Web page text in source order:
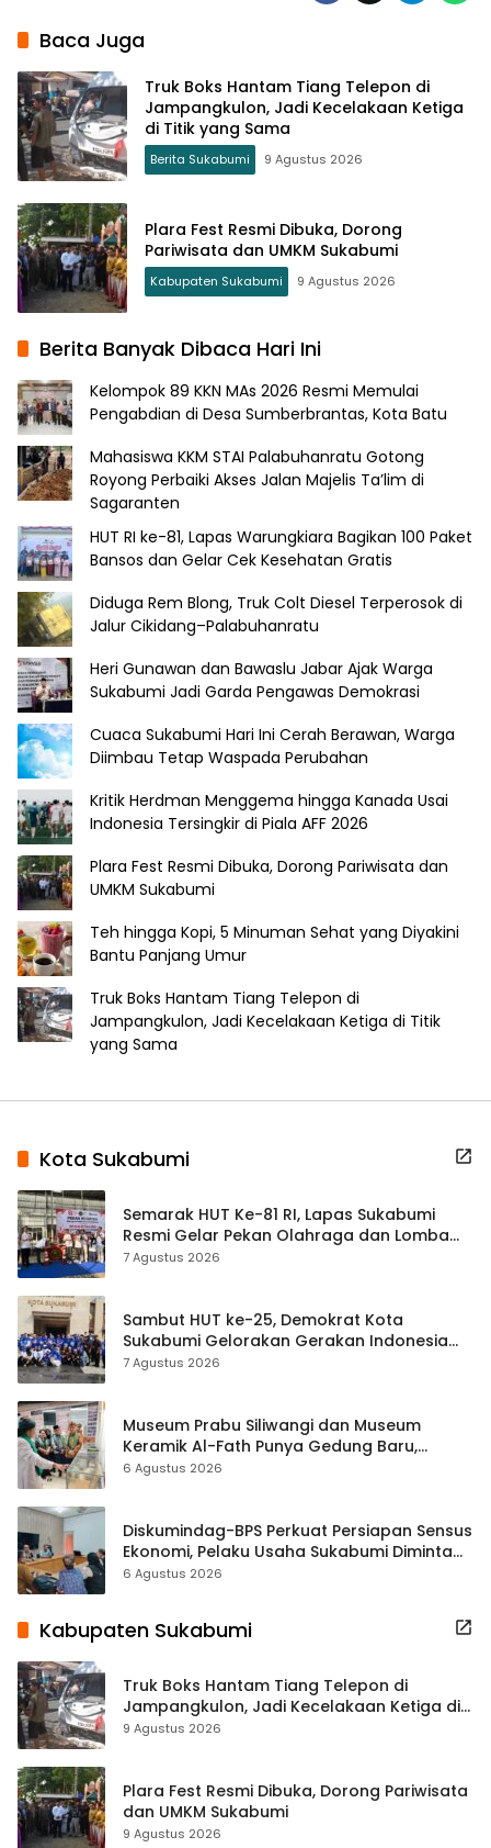
Baca Juga
Truk Boks Hantam Tiang Telepon di
Jampangkulon, Jadi Kecelakaan Ketiga
di Titik yang Sama
Berita Sukabumi 9 Agustus 2026
Plara Fest Resmi Dibuka, Dorong
Pariwisata dan UMKM Sukabumi
Kabupaten Sukabumi 9 Agustus 2026
Berita Banyak Dibaca Hari Ini
Kelompok 89 KKN MAs 2026 Resmi Memulai
Pengabdian di Desa Sumberbrantas, Kota Batu
Mahasiswa KKM STAI Palabuhanratu Gotong
Royong Perbaiki Akses Jalan Majelis Ta’lim di
Sagaranten
HUT RI ke-81, Lapas Warungkiara Bagikan 100 Paket
Bansos dan Gelar Cek Kesehatan Gratis
Diduga Rem Blong, Truk Colt Diesel Terperosok di
Jalur Cikidang–Palabuhanratu
Heri Gunawan dan Bawaslu Jabar Ajak Warga
Sukabumi Jadi Garda Pengawas Demokrasi
Cuaca Sukabumi Hari Ini Cerah Berawan, Warga
Diimbau Tetap Waspada Perubahan
Kritik Herdman Menggema hingga Kanada Usai
Indonesia Tersingkir di Piala AFF 2026
Plara Fest Resmi Dibuka, Dorong Pariwisata dan
UMKM Sukabumi
Teh hingga Kopi, 5 Minuman Sehat yang Diyakini
Bantu Panjang Umur
Truk Boks Hantam Tiang Telepon di
Jampangkulon, Jadi Kecelakaan Ketiga di Titik
yang Sama
Kota Sukabumi
Semarak HUT Ke-81 RI, Lapas Sukabumi
Resmi Gelar Pekan Olahraga dan Lomba
Tradisional
7 Agustus 2026
Sambut HUT ke-25, Demokrat Kota
Sukabumi Gelorakan Gerakan Indonesia
ASRI Lewat Aksi Bersih Masjid Agung
7 Agustus 2026
Museum Prabu Siliwangi dan Museum
Keramik Al-Fath Punya Gedung Baru,
Hampir 500 Koleksi Dipisahkan
6 Agustus 2026
Diskumindag-BPS Perkuat Persiapan Sensus
Ekonomi, Pelaku Usaha Sukabumi Diminta
Terbuka Beri Data
6 Agustus 2026
Kabupaten Sukabumi
Truk Boks Hantam Tiang Telepon di
Jampangkulon, Jadi Kecelakaan Ketiga di
Titik yang Sama
9 Agustus 2026
Plara Fest Resmi Dibuka, Dorong Pariwisata
dan UMKM Sukabumi
9 Agustus 2026